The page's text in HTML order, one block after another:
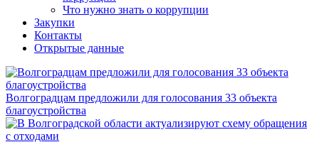
Что нужно знать о коррупции
Закупки
Контакты
Открытые данные
Волгоградцам предложили для голосования 33 объекта
благоустройства